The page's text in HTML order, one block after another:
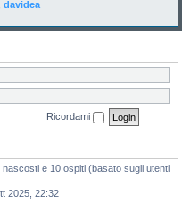
davidea
Ricordami
e 10 ospiti (basato sugli utenti
2025, 22:32